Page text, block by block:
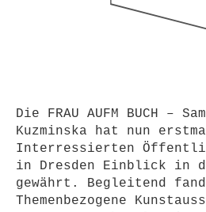
Die FRAU AUFM BUCH –
Kuzminska hat nun
Interressierten
in Dresden Einblick in
gewährt. Begleitend
Themenbezogene